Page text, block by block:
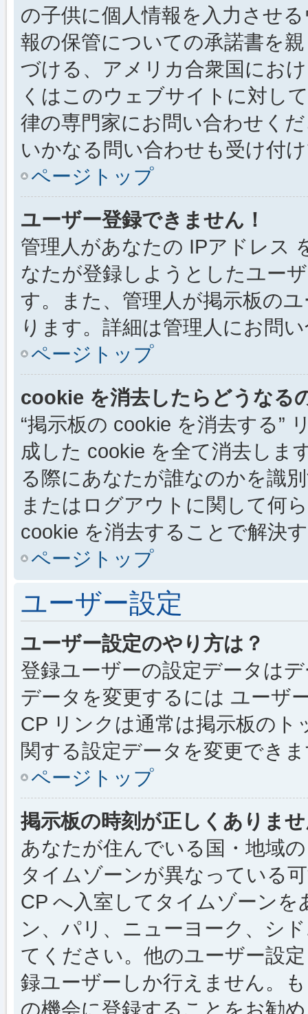
の子供に個人情報を入力させ
報の保管についての承諾書を
づける、アメリカ合衆国にお
くはこのウェブサイトに対し
律の専門家にお問い合わせく
いかなる問い合わせも受け付
ページトップ
ユーザー登録できません！
管理人があなたの IPアドレス
なたが登録しようとしたユー
す。また、管理人が掲示板の
ります。詳細は管理人にお問
ページトップ
cookie を消去したらどうなる
“掲示板の cookie を消去する”
成した cookie を全て消去しま
る際にあなたが誰なのかを識
またはログアウトに関して何
cookie を消去することで解決
ページトップ
ユーザー設定
ユーザー設定のやり方は？
登録ユーザーの設定データは
データを変更するには ユーザ
CP リンクは通常は掲示板の
関する設定データを変更でき
ページトップ
掲示板の時刻が正しくありま
あなたが住んでいる国・地域
タイムゾーンが異なっている
CP へ入室してタイムゾーン
ン、パリ、ニューヨーク、シ
てください。他のユーザー設
録ユーザーしか行えません。
の機会に登録することをお勧